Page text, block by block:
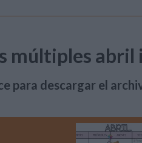
múltiples
para descargar el